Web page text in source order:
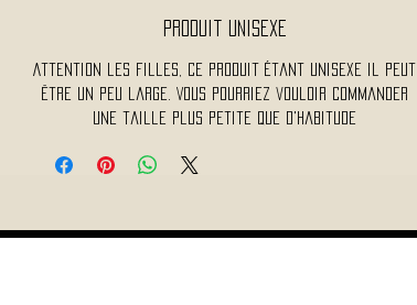
Produit Unisexe
Attention les filles, ce produit étant unisexe il peut
être un peu large. Vous pourriez vouloir commander
une taille plus petite que d'habitude